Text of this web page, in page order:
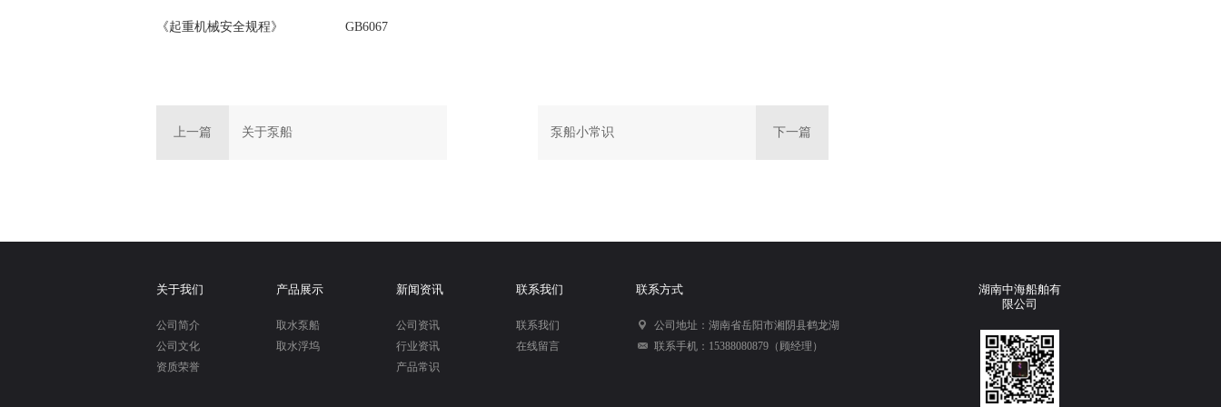
《起重机械安全规程》 GB6067
上一篇 关于泵船 下一篇
泵船小常识
关于我们
公司简介
公司文化
资质荣誉
产品展示
取水泵船
取水浮坞
新闻资讯
公司资讯
行业资讯
产品常识
联系我们
联系我们
在线留言
联系方式
公司地址：湖南省岳阳市湘阴县鹤龙湖
联系手机：15388080879（顾经理）
湖南中海船舶有
限公司